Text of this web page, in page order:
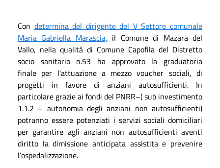
Con determina del dirigente del V Settore comunale
Maria Gabriella Marascia, il Comune di Mazara del
Vallo, nella qualità di Comune Capofila del Distretto
socio sanitario n.53 ha approvato la graduatoria
finale per l'attuazione a mezzo voucher sociali, di
progetti in favore di anziani autosufficienti. In
particolare grazie ai fondi del PNRR–( sub investimento
1.1.2 – autonomia degli anziani non autosufficienti)
potranno essere potenziati i servizi sociali domiciliari
per garantire agli anziani non autosufficienti aventi
diritto la dimissione anticipata assistita e prevenire
l’ospedalizzazione.